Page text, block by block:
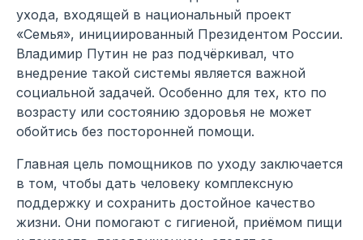
ухода, входящей в национальный проект
«Семья», инициированный Президентом России.
Владимир Путин не раз подчёркивал, что
внедрение такой системы является важной
социальной задачей. Особенно для тех, кто по
возрасту или состоянию здоровья не может
обойтись без посторонней помощи.
Главная цель помощников по уходу заключается
в том, чтобы дать человеку комплексную
поддержку и сохранить достойное качество
жизни. Они помогают с гигиеной, приёмом пищи